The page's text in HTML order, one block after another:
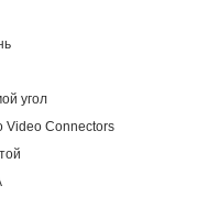
угол
Video Connectors